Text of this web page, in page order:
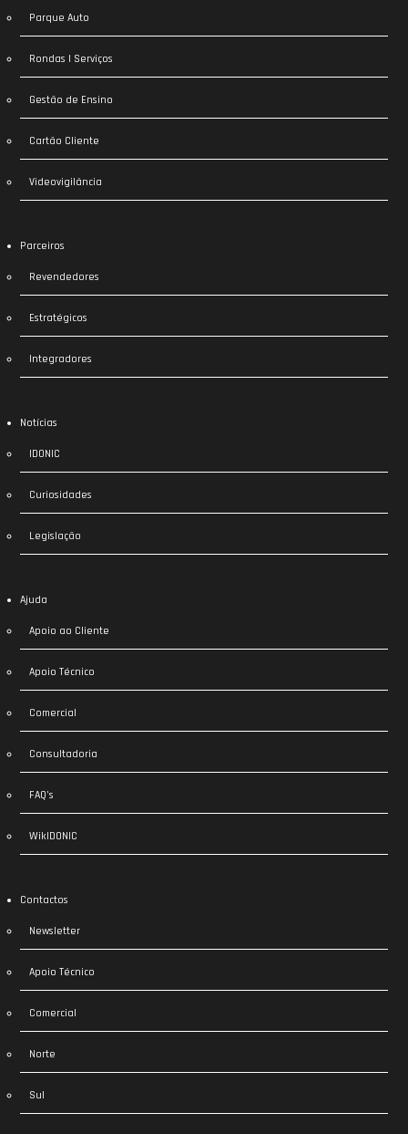
Parque Auto
Rondas | Serviços
Gestão de Ensino
Cartão Cliente
Videovigilância
Parceiros
Revendedores
Estratégicos
Integradores
Notícias
IDONIC
Curiosidades
Legislação
Ajuda
Apoio ao Cliente
Apoio Técnico
Comercial
Consultadoria
FAQ’s
WikIDONIC
Contactos
Newsletter
Apoio Técnico
Comercial
Norte
Sul